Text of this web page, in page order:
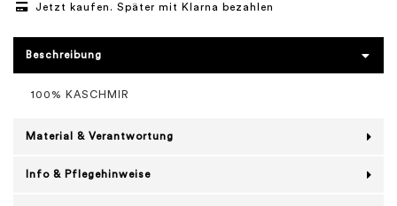
Jetzt kaufen. Später mit Klarna bezahlen
Beschreibung
100% KASCHMIR
Material & Verantwortung
Info & Pflegehinweise